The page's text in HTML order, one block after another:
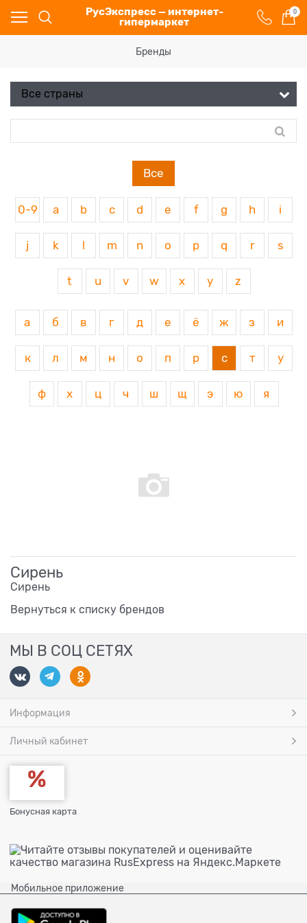
РусЭкспресс — интернет-
гипермаркет
0
Бренды
Все
0-9 a b c d e f g h i
j k m n o p q r s
t u v w x y z
а б в г д е ё ж з и
к л м н о п р с т у
ф х ц ч ш щ э ю я
Сирень
Сирень
Вернуться к списку брендов
МЫ В СОЦ СЕТЯХ
Информация
Личный кабинет
Бонусная карта
Мобильное приложение